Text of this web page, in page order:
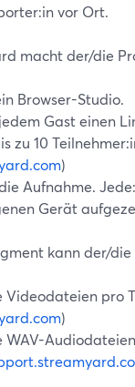
vor Ort.
macht der/die
Browser-Studio.
Gast einen
zu 10
)
Aufnahme.
Gerät
kann der/
Videodateien pro
)
WAV-